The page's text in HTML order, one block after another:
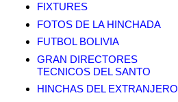
FIXTURES
FOTOS DE LA HINCHADA
FUTBOL BOLIVIA
GRAN DIRECTORES
TECNICOS DEL SANTO
HINCHAS DEL EXTRANJERO